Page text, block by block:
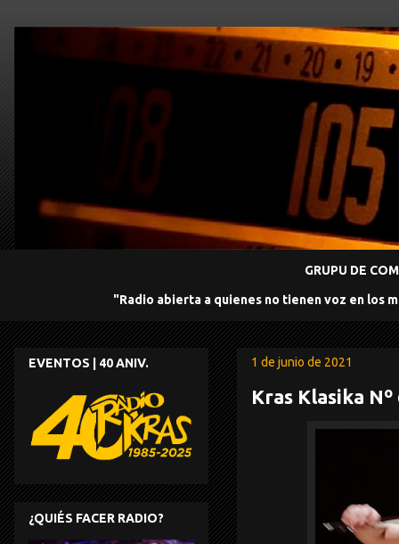
GRUPU DE
"Radio abierta a quienes no tienen voz en los
1 de junio de 2021
Kras Klasika
EVENTOS | 40 ANIV.
¿QUIÉS FACER RADIO?